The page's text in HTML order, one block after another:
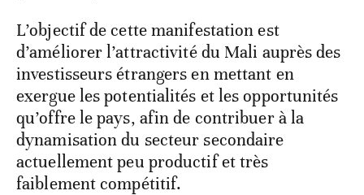
L’objectif de cette manifestation est
d’améliorer l’attractivité du Mali auprès des
investisseurs étrangers en mettant en
exergue les potentialités et les opportunités
qu’offre le pays, afin de contribuer à la
dynamisation du secteur secondaire
actuellement peu productif et très
faiblement compétitif.